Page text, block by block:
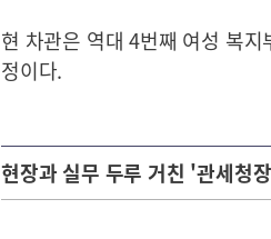
현 차관은 역대 4번째 여성 복
정이다.
현장과 실무 두루 거친 '관세청